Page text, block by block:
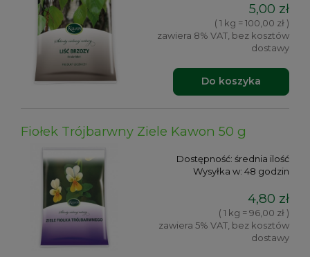
5,00 zł
( 1 kg = 100,00 zł )
zawiera 8% VAT, bez kosztów
dostawy
Do koszyka
Fiołek Trójbarwny Ziele Kawon 50 g
Dostępność: średnia ilość
Wysyłka w: 48 godzin
4,80 zł
( 1 kg = 96,00 zł )
zawiera 5% VAT, bez kosztów
dostawy